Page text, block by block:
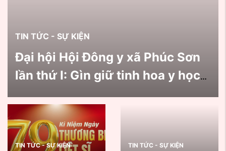
TIN TỨC - SỰ KIỆN
Đại hội Hội Đông y xã Phúc Sơn
lần thứ I: Gìn giữ tinh hoa y học
cổ truyền, lan tỏa giá trị nhân
văn vì sức khỏe cộng đồng
TIN TỨC - SỰ KIỆN TIN TỨC - SỰ KIỆN